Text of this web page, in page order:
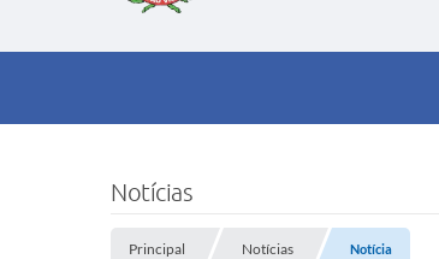
Notícias
Principal Notícias Notícia